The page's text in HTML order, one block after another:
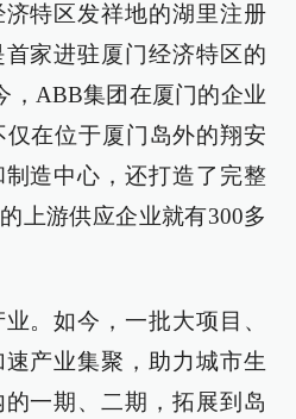
特区发祥地的湖里注册
家进驻厦门经济特区的
，ABB集团在厦门的企业
在位于厦门岛外的翔安
造中心，还打造了完整
上游供应企业就有300多
。如今，一批大项目、
产业集聚，助力城市生
一期、二期，拓展到岛